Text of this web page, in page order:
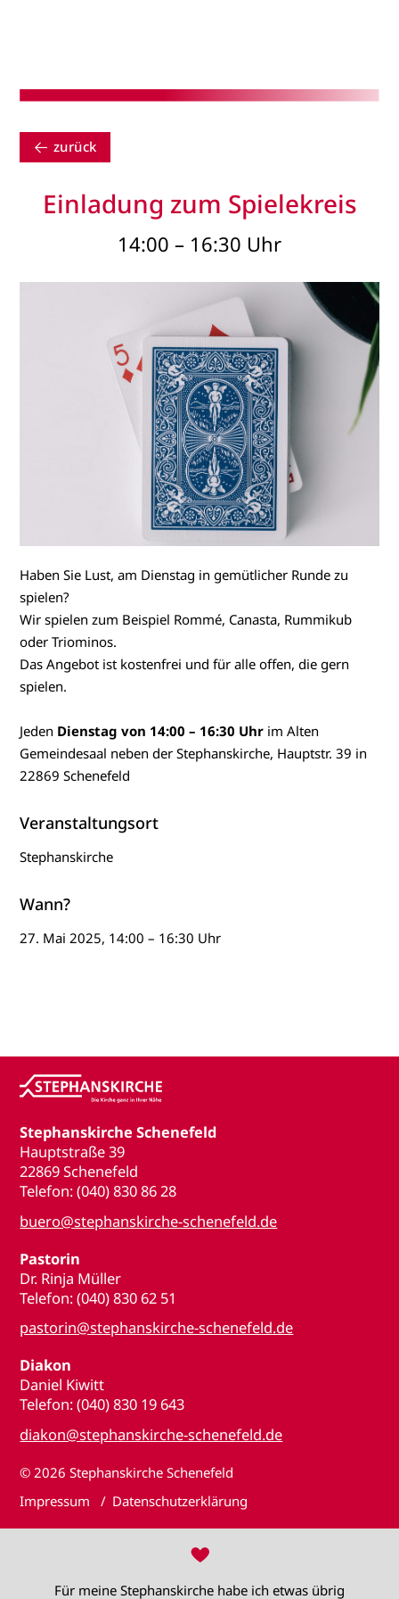
zurück
Einladung zum Spielekreis
14:00 – 16:30 Uhr
Haben Sie Lust, am Dienstag in gemütlicher Runde zu
spielen?
Wir spielen zum Beispiel Rommé, Canasta, Rummikub
oder Triominos.
Das Angebot ist kostenfrei und für alle offen, die gern
spielen.
Jeden Dienstag von 14:00 – 16:30 Uhr im Alten
Gemeindesaal neben der Stephanskirche, Hauptstr. 39 in
22869 Schenefeld
Veranstaltungsort
Stephanskirche
Wann?
27. Mai 2025, 14:00 – 16:30 Uhr
Stephanskirche Schenefeld
Hauptstraße 39
22869 Schenefeld
Telefon: (040) 830 86 28
buero@stephanskirche-schenefeld.de
Pastorin
Dr. Rinja Müller
Telefon: (040) 830 62 51
pastorin@stephanskirche-schenefeld.de
Diakon
Daniel Kiwitt
Telefon: (040) 830 19 643
diakon@stephanskirche-schenefeld.de
© 2026 Stephanskirche Schenefeld
Impressum
Datenschutzerklärung
♥
Für meine Stephanskirche habe ich etwas übrig